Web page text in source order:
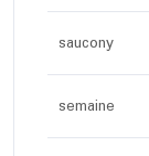
saucony
semaine